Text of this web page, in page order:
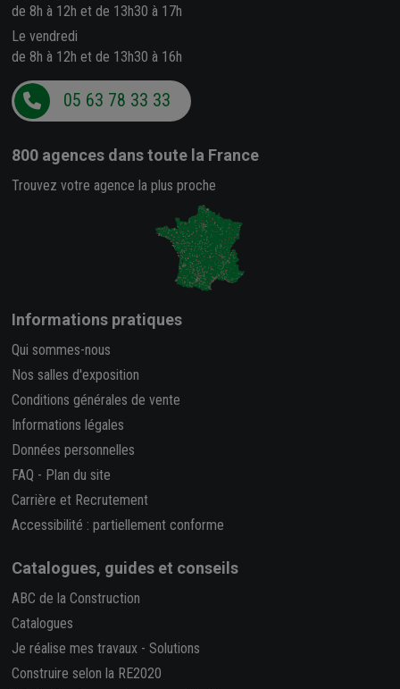
de 8h à 12h et de 13h30 à 17h
Le vendredi
de 8h à 12h et de 13h30 à 16h
05 63 78 33 33
800 agences dans toute la France
Trouvez votre agence la plus proche
Informations pratiques
Qui sommes-nous
Nos salles d'exposition
Conditions générales de vente
Informations légales
Données personnelles
FAQ - Plan du site
Carrière et Recrutement
Accessibilité : partiellement conforme
Catalogues, guides et conseils
ABC de la Construction
Catalogues
Je réalise mes travaux - Solutions
Construire selon la RE2020